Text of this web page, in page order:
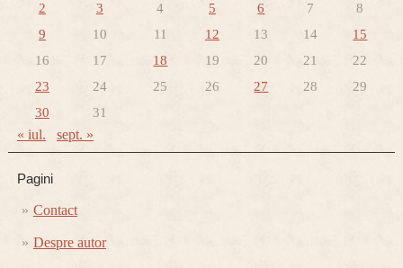
2
3 4 5 6 7
8
9
10 11 12 13 14
15
16
17 18 19 20 21
22
23
24 25 26 27 28
29
30
31
« iul. sept. »
Pagini
Contact
Despre autor